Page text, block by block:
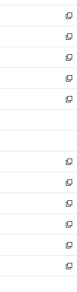
開
く
ウ
で
開
く
ン
ド
ウ
で
開
く
ウ
ィ
ン
ド
ウ
で
開
く
新
し
い
ウ
ィ
ン
ド
ウ
で
開
新
し
い
ウ
ィ
ン
ド
ウ
開
新
し
い
ウ
ィ
ン
ウ
開
く
新
し
い
ウ
ン
ウ
で
開
く
新
し
ウ
ン
ド
ウ
で
開
く
新
し
い
ウ
ィ
ン
ド
ウ
で
開
く
新
し
い
ウ
ィ
ン
ド
ウ
で
開
新
し
い
ウ
ィ
ン
ド
ウ
新
し
い
ウ
ィ
ン
新
し
い
ウ
新
し